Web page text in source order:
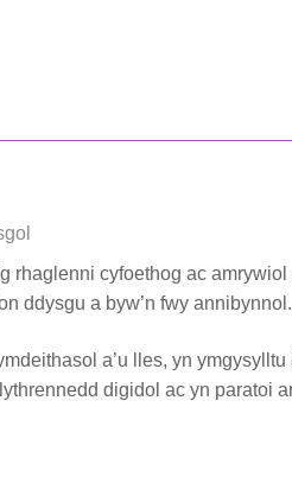
rhaglenni cyfoethog ac amrywiol
ddysgu a byw’n fwy annibynnol.
a’u lles, yn ymgysylltu
digidol ac yn paratoi